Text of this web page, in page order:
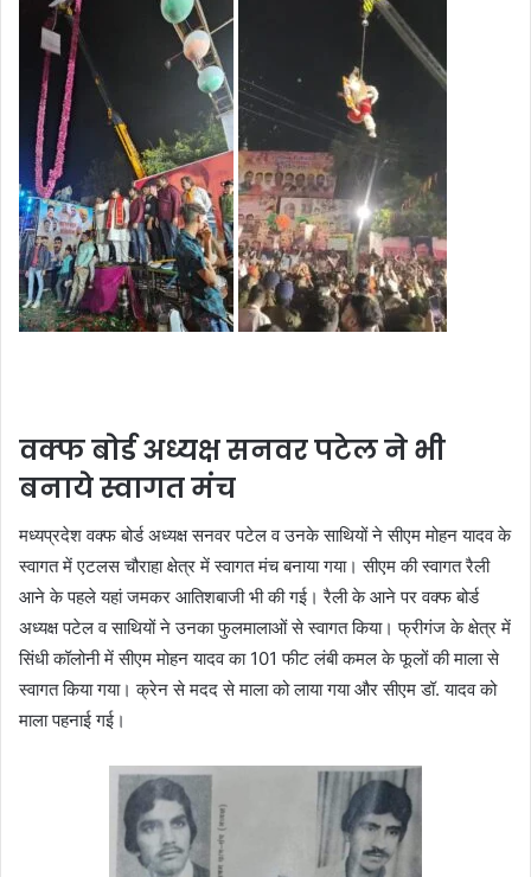
वक्फ बोर्ड अध्यक्ष सनवर पटेल ने भी
बनाये स्वागत मंच
मध्यप्रदेश वक्फ बोर्ड अध्यक्ष सनवर पटेल व उनके साथियों ने सीएम मोहन यादव के
स्वागत में एटलस चौराहा क्षेत्र में स्वागत मंच बनाया गया। सीएम की स्वागत रैली
आने के पहले यहां जमकर आतिशबाजी भी की गई। रैली के आने पर वक्फ बोर्ड
अध्यक्ष पटेल व साथियों ने उनका फुलमालाओं से स्वागत किया। फ्रीगंज के क्षेत्र में
सिंधी कॉलोनी में सीएम मोहन यादव का 101 फीट लंबी कमल के फूलों की माला से
स्वागत किया गया। क्रेन से मदद से माला को लाया गया और सीएम डॉ. यादव को
माला पहनाई गई।